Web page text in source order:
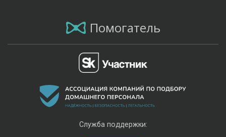
Помогатель
Служба поддержки: